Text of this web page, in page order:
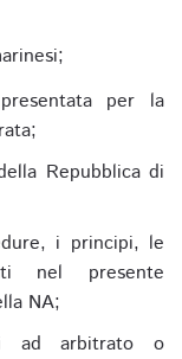
per la
Repubblica di
i principi, le
nel presente
NA;
ad arbitrato o